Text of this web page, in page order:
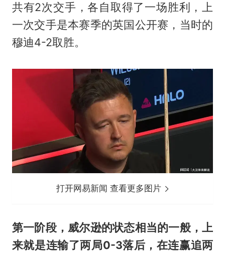
共有2次交手，各自取得了一场胜利，上
一次交手是本赛季的英国公开赛，当时的
穆迪4-2取胜。
打开网易新闻 查看更多图片
第一阶段，威尔逊的状态相当的一般，上
来就是连输了两局0-3落后，在连赢追两